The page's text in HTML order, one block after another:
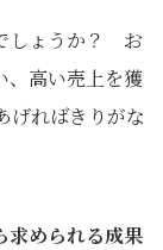
しょうか？ お
、高い売上を獲
ればきりがな
求められる成果